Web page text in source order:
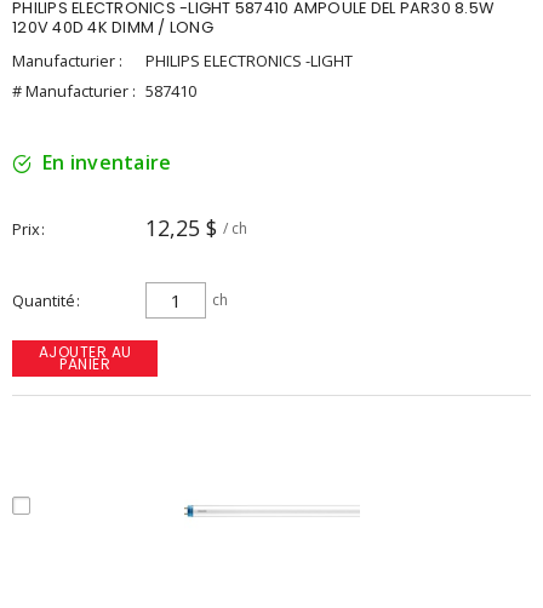
PHILIPS ELECTRONICS -LIGHT 587410 AMPOULE DEL PAR30 8.5W
120V 40D 4K DIMM / LONG
Manufacturier :
PHILIPS ELECTRONICS -LIGHT
# Manufacturier : 587410
En inventaire
Prix 12,25 $ / ch
Quantité ch
AJOUTER AU
PANIER